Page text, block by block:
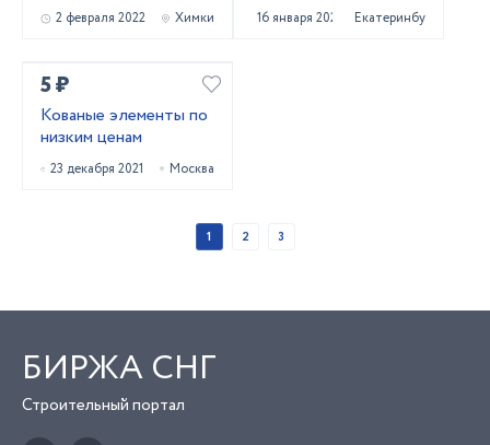
2 февраля 2022 Химки 16 января 2022 Екатеринбург
5 ₽
Кованые элементы по
низким ценам
23 декабря 2021 Москва
1 2 3
БИРЖА СНГ
Строительный портал